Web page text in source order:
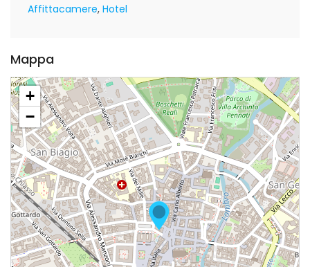
Affittacamere Hotel
Mappa
+
−